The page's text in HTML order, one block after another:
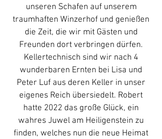
unseren Schafen auf unserem
traumhaften Winzerhof und genießen
die Zeit, die wir mit Gästen und
Freunden dort verbringen dürfen.
Kellertechnisch sind wir nach 4
wunderbaren Ernten bei Lisa und
Peter Luf aus deren Keller in unser
eigenes Reich übersiedelt. Robert
hatte 2022 das große Glück, ein
wahres Juwel am Heiligenstein zu
finden, welches nun die neue Heimat